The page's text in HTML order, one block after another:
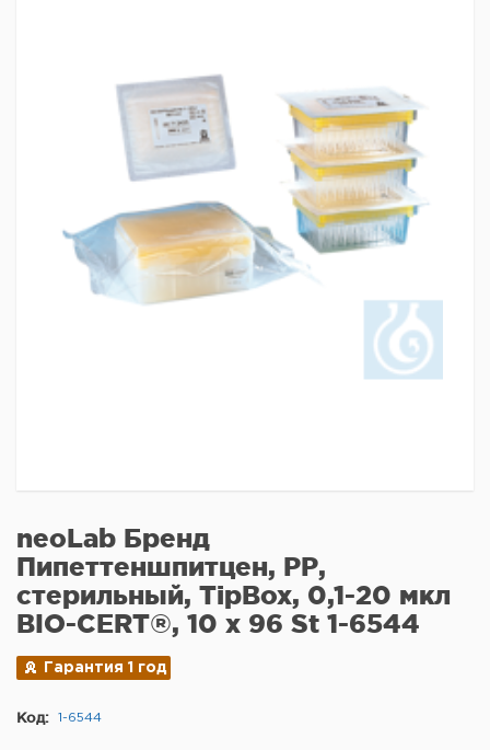
neoLab Бренд
Пипеттеншпитцен, РР,
стерильный, TipBox, 0,1-20 мкл
BIO-CERT®, 10 x 96 St 1-6544
Гарантия 1 год
Код: 1-6544